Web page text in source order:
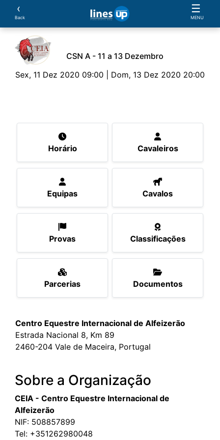
‹
Back
☰
MENU
CSN A - 11 a 13 Dezembro
Sex, 11 Dez 2020 09:00 | Dom, 13 Dez 2020 20:00
Horário Cavaleiros
Equipas Cavalos
Provas Classificações
Parcerias Documentos
Centro Equestre Internacional de Alfeizerão
Estrada Nacional 8, Km 89
2460-204 Vale de Maceira, Portugal
Sobre a Organização
CEIA - Centro Equestre Internacional de
Alfeizerão
NIF: 508857899
Tel: +351262980048